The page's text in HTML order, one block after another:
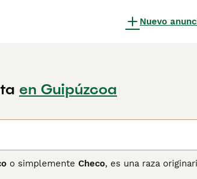
Nuevo
en Guipúzcoa
o simplemente Checo, es una raza